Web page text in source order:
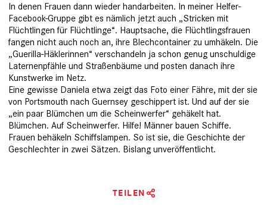
In denen Frauen dann wieder handarbeiten. In meiner Helfer-
Facebook-Gruppe gibt es nämlich jetzt auch „Stricken mit
Flüchtlingen für Flüchtlinge“. Hauptsache, die Flüchtlingsfrauen
fangen nicht auch noch an, ihre Blechcontainer zu ­umhäkeln. Die
„Guerilla-Häklerin­nen“ verschandeln ja schon genug unschuldige
Laternenpfähle und Straßenbäume und posten danach ihre
Kunstwerke im Netz.
Eine gewisse Daniela etwa zeigt das Foto ­einer Fähre, mit der sie
von Portsmouth nach Guernsey geschippert ist. Und auf der sie
„ein paar Blümchen um die Scheinwerfer“ ge­häkelt hat.
Blümchen. Auf Scheinwerfer. Hilfe! Männer bauen Schiffe.
Frauen be­häkeln Schiffslampen. So ist sie, die Geschichte der
Geschlechter in zwei Sätzen. Bislang unver­öffentlicht.
TEILEN